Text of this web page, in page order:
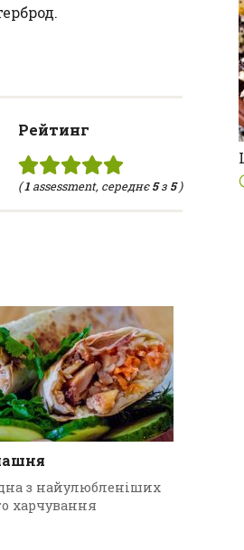
Рейтинг
(1 assessment, середнє5з 5)
з найулюбленіших
харчування